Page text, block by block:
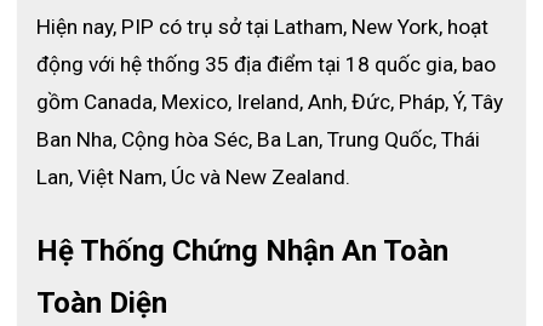
Hiện nay, PIP có trụ sở tại Latham, New York, hoạt
động với hệ thống 35 địa điểm tại 18 quốc gia, bao
gồm Canada, Mexico, Ireland, Anh, Đức, Pháp, Ý, Tây
Ban Nha, Cộng hòa Séc, Ba Lan, Trung Quốc, Thái
Lan, Việt Nam, Úc và New Zealand.
Hệ Thống Chứng Nhận An Toàn
Toàn Diện